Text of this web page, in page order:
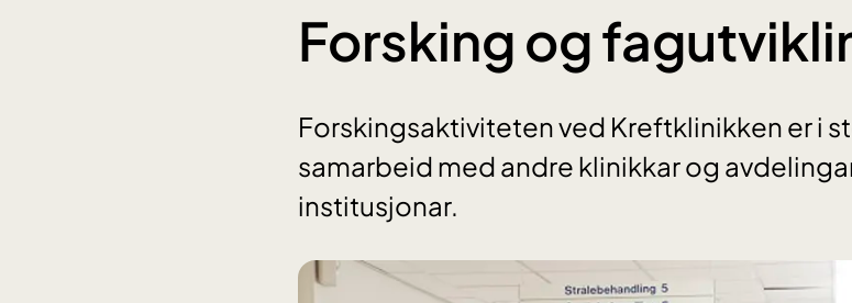
Forsking og
Forskingsaktiviteten ved Kreftklinikken er i
samarbeid med andre klinikkar og
institusjonar.